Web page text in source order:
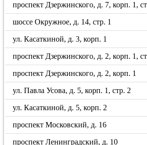
проспект Дзержинского, д. 7, корп. 1,
шоссе Окружное, д. 14, стр. 1
ул. Касаткиной, д. 3, корп. 1
проспект Дзержинского, д. 2, корп. 1,
проспект Дзержинского, д. 2, корп. 1
ул. Павла Усова, д. 5, корп. 1, стр. 2
ул. Касаткиной, д. 5, корп. 2
проспект Московский, д. 16
проспект Ленинградский, д. 10